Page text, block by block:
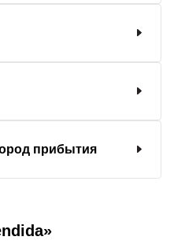
прибытия